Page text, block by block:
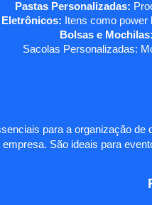
Pastas Personalizadas:
Eletrônicos: Itens como
Bolsas e Mochilas:
Sacolas Personalizadas:
para a organização
empresa. São ideais para